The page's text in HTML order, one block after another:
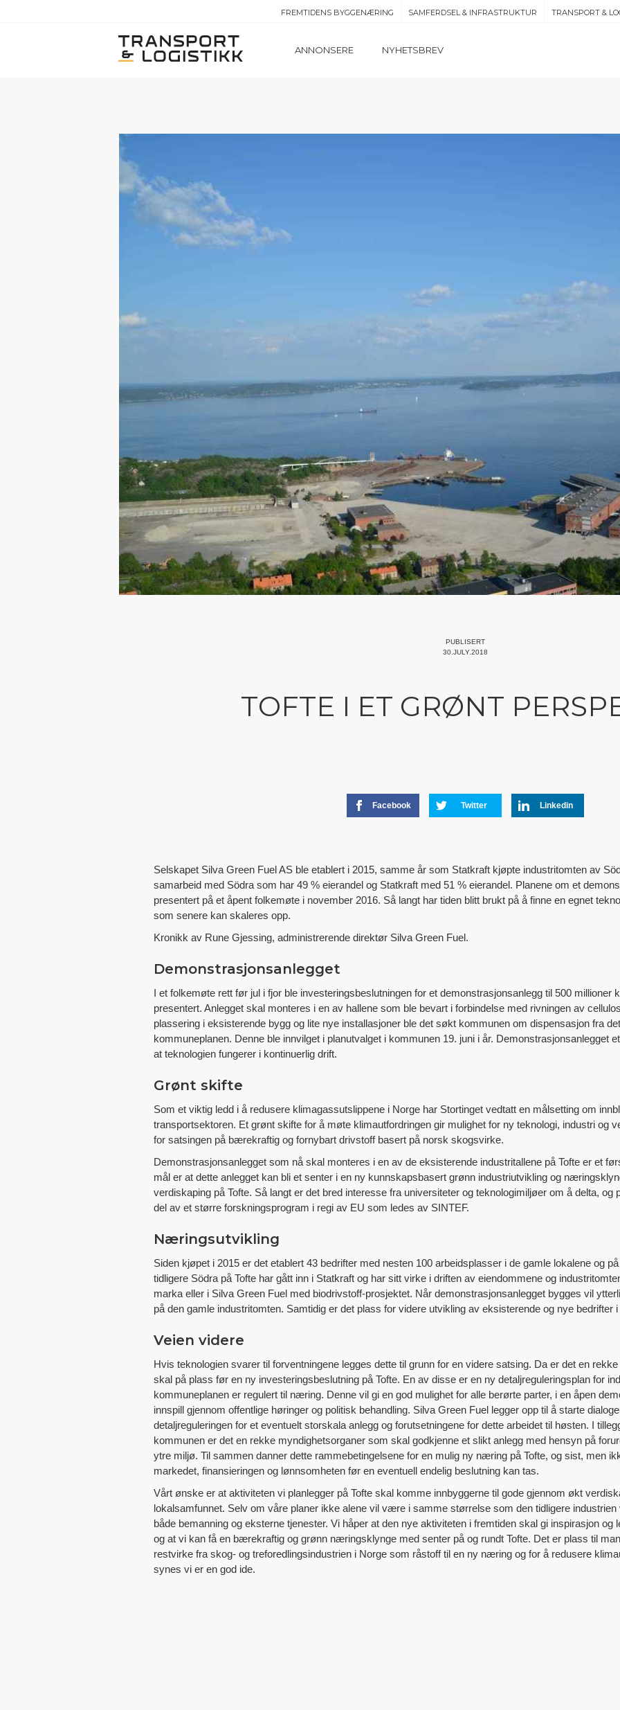
FREMTIDENS BYGGENÆRING SAMFERDSEL & INFRASTRUKTUR TRANSPORT &
ANNONSERE NYHETSBREV
PUBLISERT
30.JULY.2018
TOFTE I ET GRØNT
Facebook Twitter Linkedin
Selskapet Silva Green Fuel AS ble etablert i 2015, samme år som Statkraft kjøpte industritomten av
samarbeid med Södra som har 49 % eierandel og Statkraft med 51 % eierandel. Planene om et
presentert på et åpent folkemøte i november 2016. Så langt har tiden blitt brukt på å finne en egnet
som senere kan skaleres opp.
Kronikk av Rune Gjessing, administrerende direktør Silva Green Fuel.
Demonstrasjonsanlegget
I et folkemøte rett før jul i fjor ble investeringsbeslutningen for et demonstrasjonsanlegg til 500 millioner
presentert. Anlegget skal monteres i en av hallene som ble bevart i forbindelse med rivningen av
plassering i eksisterende bygg og lite nye installasjoner ble det søkt kommunen om dispensasjon fra
kommuneplanen. Denne ble innvilget i planutvalget i kommunen 19. juni i år. Demonstrasjonsanlegget
at teknologien fungerer i kontinuerlig drift.
Grønt skifte
Som et viktig ledd i å redusere klimagassutslippene i Norge har Stortinget vedtatt en målsetting om
transportsektoren. Et grønt skifte for å møte klimautfordringen gir mulighet for ny teknologi, industri og
for satsingen på bærekraftig og fornybart drivstoff basert på norsk skogsvirke.
Demonstrasjonsanlegget som nå skal monteres i en av de eksisterende industritallene på Tofte er et
mål er at dette anlegget kan bli et senter i en ny kunnskapsbasert grønn industriutvikling og
verdiskaping på Tofte. Så langt er det bred interesse fra universiteter og teknologimiljøer om å delta, og
del av et større forskningsprogram i regi av EU som ledes av SINTEF.
Næringsutvikling
Siden kjøpet i 2015 er det etablert 43 bedrifter med nesten 100 arbeidsplasser i de gamle lokalene og
tidligere Södra på Tofte har gått inn i Statkraft og har sitt virke i driften av eiendommene og
marka eller i Silva Green Fuel med biodrivstoff-prosjektet. Når demonstrasjonsanlegget bygges vil
på den gamle industritomten. Samtidig er det plass for videre utvikling av eksisterende og nye bedrifter
Veien videre
Hvis teknologien svarer til forventningene legges dette til grunn for en videre satsing. Da er det en
skal på plass før en ny investeringsbeslutning på Tofte. En av disse er en ny detaljreguleringsplan for
kommuneplanen er regulert til næring. Denne vil gi en god mulighet for alle berørte parter, i en åpen
innspill gjennom offentlige høringer og politisk behandling. Silva Green Fuel legger opp til å starte
detaljreguleringen for et eventuelt storskala anlegg og forutsetningene for dette arbeidet til høsten. I
kommunen er det en rekke myndighetsorganer som skal godkjenne et slikt anlegg med hensyn på
ytre miljø. Til sammen danner dette rammebetingelsene for en mulig ny næring på Tofte, og sist, men
markedet, finansieringen og lønnsomheten før en eventuell endelig beslutning kan tas.
Vårt ønske er at aktiviteten vi planlegger på Tofte skal komme innbyggerne til gode gjennom økt
lokalsamfunnet. Selv om våre planer ikke alene vil være i samme størrelse som den tidligere
både bemanning og eksterne tjenester. Vi håper at den nye aktiviteten i fremtiden skal gi inspirasjon
og at vi kan få en bærekraftig og grønn næringsklynge med senter på og rundt Tofte. Det er plass til
restvirke fra skog- og treforedlingsindustrien i Norge som råstoff til en ny næring og for å redusere
synes vi er en god ide.